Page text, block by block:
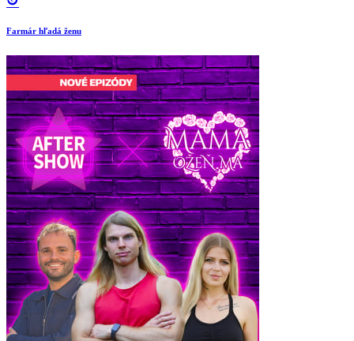
Farmár hľadá ženu